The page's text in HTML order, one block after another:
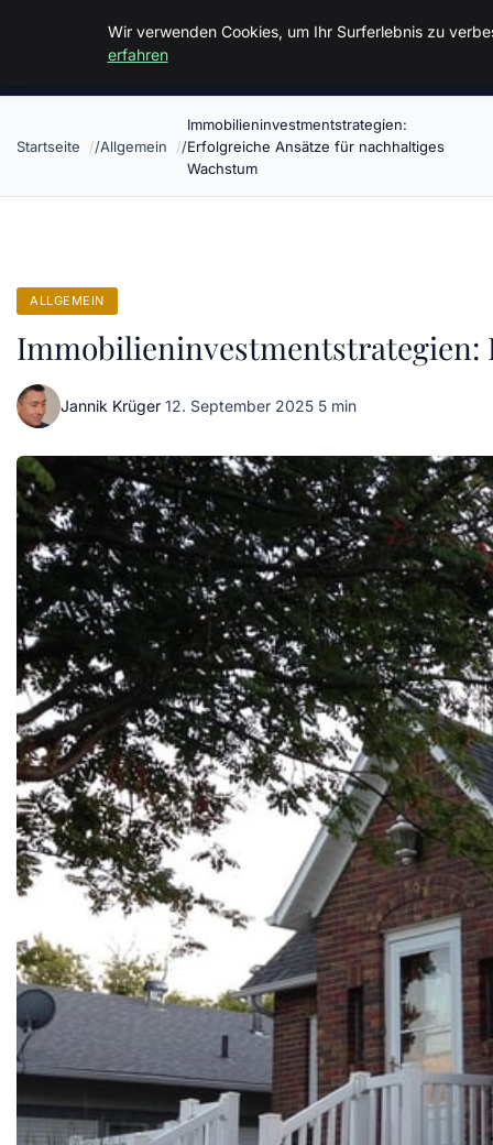
Malzminden
Startseite Allgemein
Immobilieninvestmentstrategien:
Erfolgreiche Ansätze für nachhaltiges
Wachstum
ALLGEMEIN
Immobilieninvestmentstrategien:
Jannik Krüger·12. September 2025·5 min
Wir verwenden Cookies, um Ihr Surferlebnis zu
erfahren